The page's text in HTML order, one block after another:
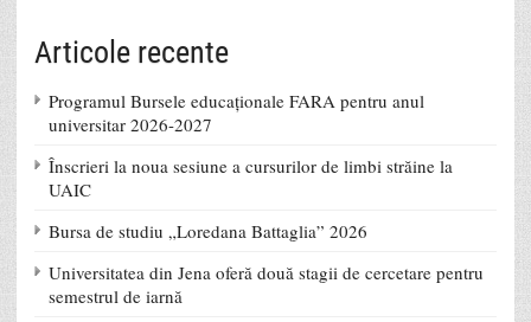
Articole recente
Programul Bursele educaționale FARA pentru anul
universitar 2026-2027
Înscrieri la noua sesiune a cursurilor de limbi străine la
UAIC
Bursa de studiu „Loredana Battaglia” 2026
Universitatea din Jena oferă două stagii de cercetare pentru
semestrul de iarnă